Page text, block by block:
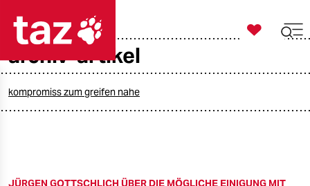
taz zahl ich

taz zahl ich
archiv-artikel
kompromiss zum greifen nahe
JÜRGEN GOTTSCHLICH ÜBER DIE MÖGLICHE EINIGUNG MIT